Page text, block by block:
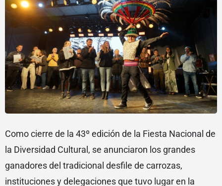
Como cierre de la 43º edición de la Fiesta Nacional de
la Diversidad Cultural, se anunciaron los grandes
ganadores del tradicional desfile de carrozas,
instituciones y delegaciones que tuvo lugar en la